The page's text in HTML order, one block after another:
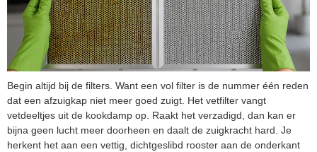
Begin altijd bij de filters. Want een vol filter is de nummer één reden
dat een afzuigkap niet meer goed zuigt. Het vetfilter vangt
vetdeeltjes uit de kookdamp op. Raakt het verzadigd, dan kan er
bijna geen lucht meer doorheen en daalt de zuigkracht hard. Je
herkent het aan een vettig, dichtgeslibd rooster aan de onderkant